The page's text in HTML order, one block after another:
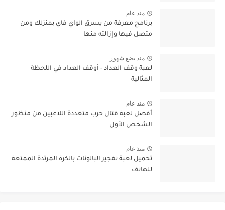
منذ عام
برنامج معرفة من يسرق الواي فاي بمنزلك ومن
متصل فيها وإزالته منها
منذ بضع شهور
لعبة وقف العداد - أوقف العداد في اللحظة
المثالية
منذ عام
أفضل لعبة قتال حرب متعددة اللاعبين من منظور
الشخص الأول
منذ عام
تحميل لعبة تفجير البالونات بالكرة المرتدة الممتعة
للهاتف